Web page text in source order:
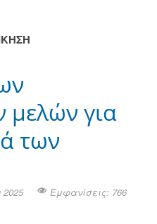
μελών για
των
Εμφανίσεις: 766